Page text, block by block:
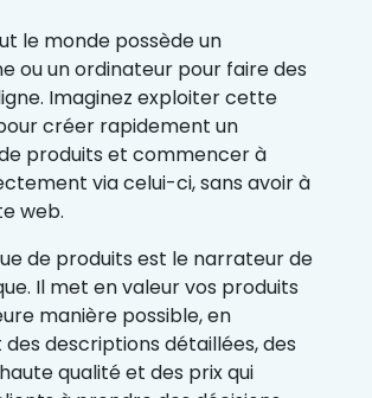
le monde possède un
ou un ordinateur pour faire des
Imaginez exploiter cette
créer rapidement un
produits et commencer à
via celui-ci, sans avoir à
web.
de produits est le narrateur de
Il met en valeur vos produits
manière possible, en
descriptions détaillées, des
qualité et des prix qui